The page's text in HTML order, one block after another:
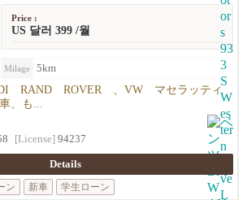
Price :
US 달러 399 /월
Milage 5km
RAND ROVER 、VW マセラッティ
、も...
[License] 94237
Details
ン 新車 学生ローン